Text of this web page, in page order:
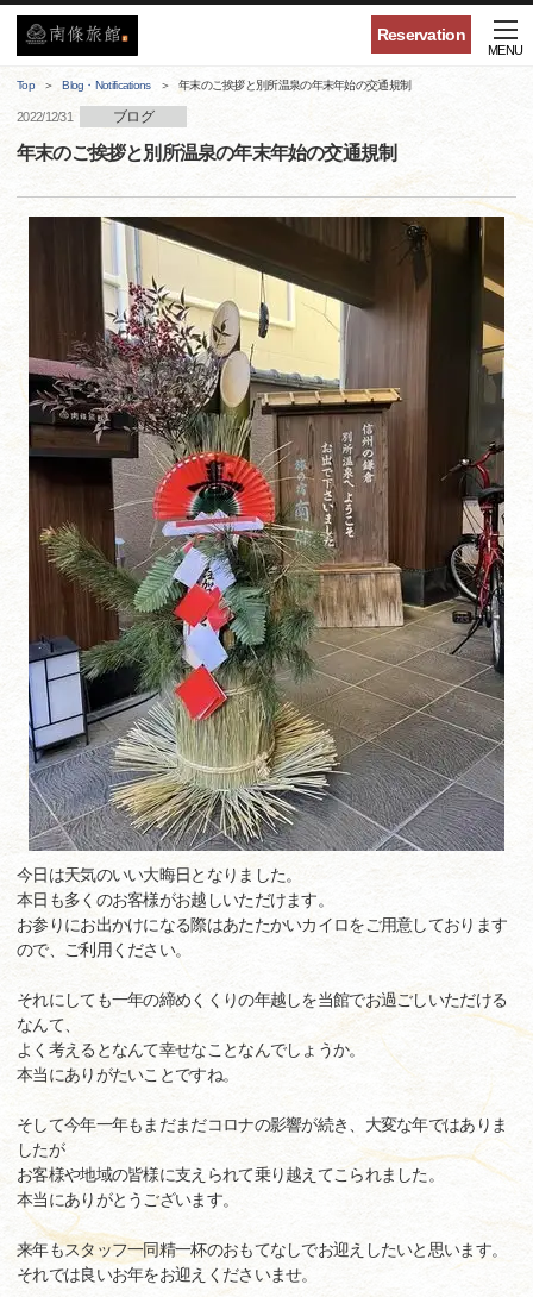
Reservation
MENU
Top Blog・Notifications 年末のご挨拶と別所温泉の年末年始の交通規制
2022/12/31 ブログ
年末のご挨拶と別所温泉の年末年始の交通規制
今日は天気のいい大晦日となりました。
本日も多くのお客様がお越しいただけます。
お参りにお出かけになる際はあたたかいカイロをご用意しております
ので、ご利用ください。
それにしても一年の締めくくりの年越しを当館でお過ごしいただける
なんて、
よく考えるとなんて幸せなことなんでしょうか。
本当にありがたいことですね。
そして今年一年もまだまだコロナの影響が続き、大変な年ではありま
したが
お客様や地域の皆様に支えられて乗り越えてこられました。
本当にありがとうございます。
来年もスタッフ一同精一杯のおもてなしでお迎えしたいと思います。
それでは良いお年をお迎えくださいませ。